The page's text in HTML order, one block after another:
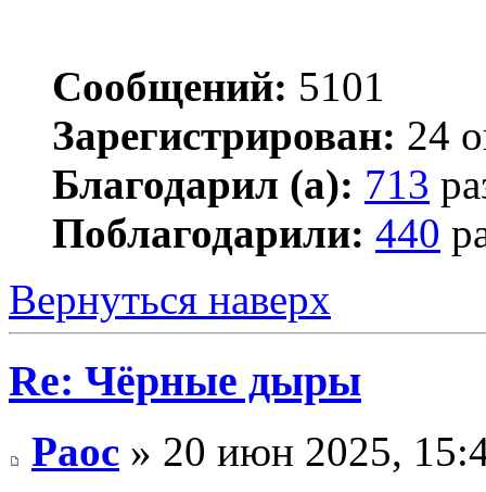
Сообщений: 5101
Зарегистрирован: 24
Благодарил (а): 713
Поблагодарили: 440
Вернуться наверх
Re: Чёрные дыры
Раос » 20 июн 2025,